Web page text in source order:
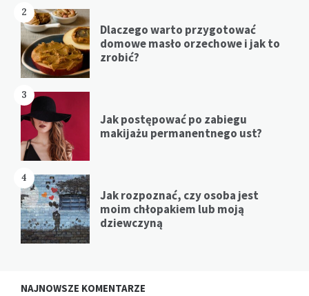
2
Dlaczego warto przygotować
domowe masło orzechowe i jak to
zrobić?
3
Jak postępować po zabiegu
makijażu permanentnego ust?
4
Jak rozpoznać, czy osoba jest
moim chłopakiem lub moją
dziewczyną
NAJNOWSZE KOMENTARZE